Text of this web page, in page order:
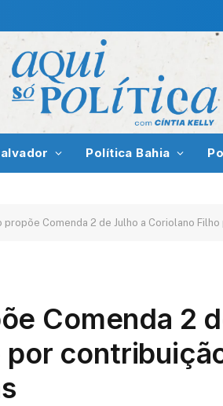
Política Bahia
propõe Comenda 2 de Julho a Coriolano
Comenda 2
por